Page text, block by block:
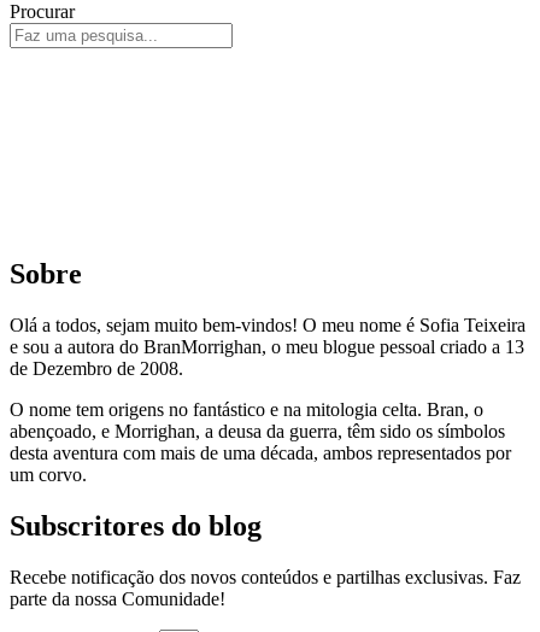
Procurar
Sobre
Olá a todos, sejam muito bem-vindos! O meu nome é Sofia Teixeira
e sou a autora do BranMorrighan, o meu blogue pessoal criado a 13
de Dezembro de 2008.
O nome tem origens no fantástico e na mitologia celta. Bran, o
abençoado, e Morrighan, a deusa da guerra, têm sido os símbolos
desta aventura com mais de uma década, ambos representados por
um corvo.
Subscritores do blog
Recebe notificação dos novos conteúdos e partilhas exclusivas. Faz
parte da nossa Comunidade!